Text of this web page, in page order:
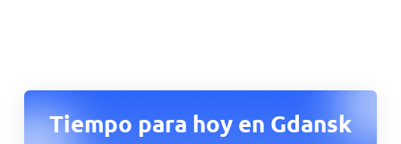
Tiempo para hoy en Gdansk